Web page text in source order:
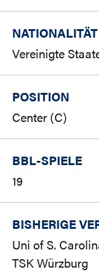
NATIONALITÄT
Vereinigte
POSITION
Center (C)
BBL-SPIELE
19
BISHERIGE
Uni of S.
TSK Würzburg